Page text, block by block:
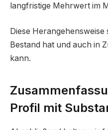
langfristige Mehrwert im
Diese
Bestand hat und auch in
kann.
Profil mit